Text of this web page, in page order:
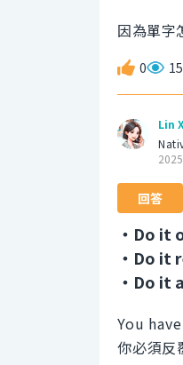
因為單字
0
Lin
回答
・Do it
・Do it
・Do it
You
你必須反